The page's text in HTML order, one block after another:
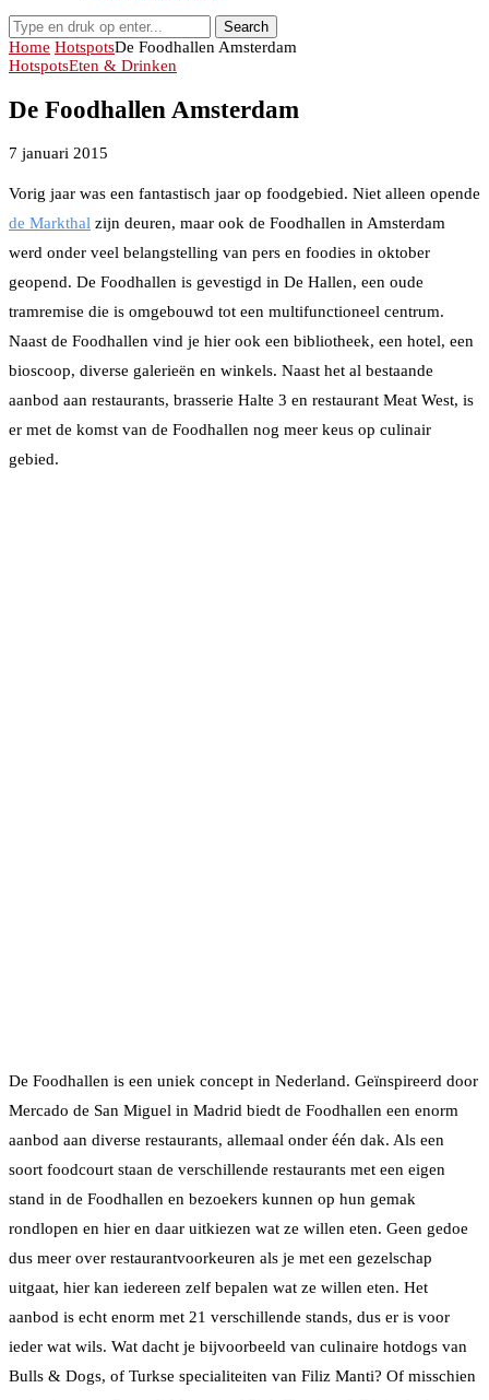
Search
Home HotspotsDe Foodhallen Amsterdam
HotspotsEten & Drinken
De Foodhallen Amsterdam
7 januari 2015
Vorig jaar was een fantastisch jaar op foodgebied. Niet alleen opende
de Markthal zijn deuren, maar ook de Foodhallen in Amsterdam
werd onder veel belangstelling van pers en foodies in oktober
geopend. De Foodhallen is gevestigd in De Hallen, een oude
tramremise die is omgebouwd tot een multifunctioneel centrum.
Naast de Foodhallen vind je hier ook een bibliotheek, een hotel, een
bioscoop, diverse galerieën en winkels. Naast het al bestaande
aanbod aan restaurants, brasserie Halte 3 en restaurant Meat West, is
er met de komst van de Foodhallen nog meer keus op culinair
gebied.
De Foodhallen is een uniek concept in Nederland. Geïnspireerd door
Mercado de San Miguel in Madrid biedt de Foodhallen een enorm
aanbod aan diverse restaurants, allemaal onder één dak. Als een
soort foodcourt staan de verschillende restaurants met een eigen
stand in de Foodhallen en bezoekers kunnen op hun gemak
rondlopen en hier en daar uitkiezen wat ze willen eten. Geen gedoe
dus meer over restaurantvoorkeuren als je met een gezelschap
uitgaat, hier kan iedereen zelf bepalen wat ze willen eten. Het
aanbod is echt enorm met 21 verschillende stands, dus er is voor
ieder wat wils. Wat dacht je bijvoorbeeld van culinaire hotdogs van
Bulls & Dogs, of Turkse specialiteiten van Filiz Manti? Of misschien